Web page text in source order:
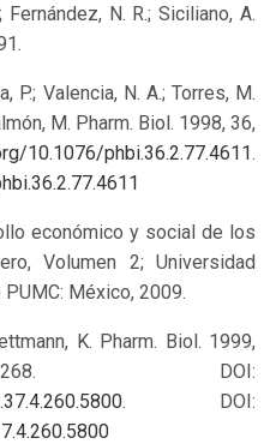
N. R.; Siciliano, A.
P.; Valencia, N. A.; Torres, M.
M. Pharm. Biol. 1998, 36,
10.1076/phbi.36.2.77.4611.
económico y social de los
Volumen 2; Universidad
México, 2009.
K. Pharm. Biol. 1999,
DOI:
. DOI: